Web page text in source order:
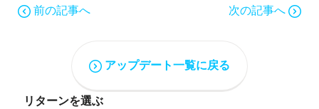
前の記事へ 次の記事へ
アップデート一覧に戻る
リターンを選ぶ